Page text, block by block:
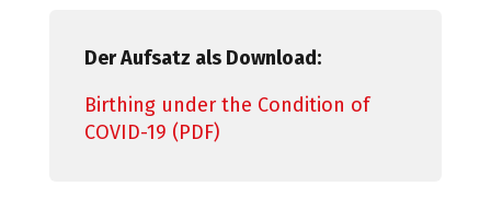
Der Aufsatz als Download:
Birthing under the Condition of
COVID-19 (PDF)